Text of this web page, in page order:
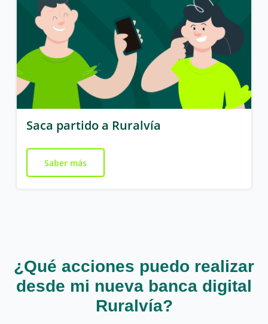
Saca partido a Ruralvía
Saber más
¿Qué acciones puedo realizar
desde mi nueva banca digital
Ruralvía?